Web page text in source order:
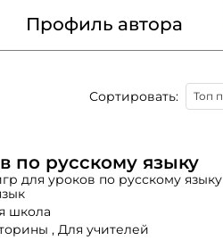
Профиль автора
Сортировать:
по русскому языку
для уроков по русскому языку
школа
, Для учителей